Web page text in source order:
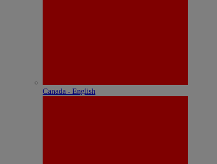
Canada - English